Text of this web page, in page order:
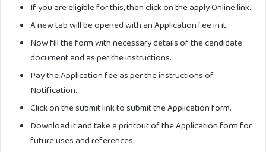
If you are eligible for this, then click on the apply Online link.
A new tab will be opened with an Application fee in it.
Now fill the form with necessary details of the candidate
document and as per the instructions.
Pay the Application fee as per the instructions of
Notification.
Click on the submit link to submit the Application form.
Download it and take a printout of the Application form for
future uses and references.